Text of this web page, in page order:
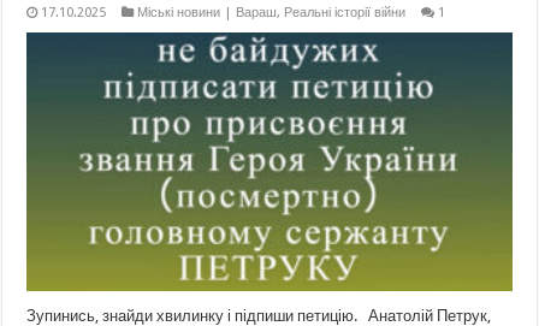
17.10.2025 Міські новини | Вараш, Реальні історії війни 1
Зупинись, знайди хвилинку і підпиши петицію. Анатолій Петрук,